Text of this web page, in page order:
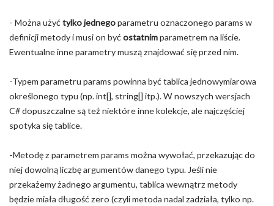
- Można użyć tylko jednegoparametru oznaczonego params w
definicji metody i musi on być ostatnimparametrem na liście.
Ewentualne inne parametry muszą znajdować się przed nim.
-Typem parametru params powinna być tablica jednowymiarowa
określonego typu (np. int[], string[] itp.). W nowszych wersjach
C# dopuszczalne są też niektóre inne kolekcje, ale najczęściej
spotyka się tablice.
-Metodę z parametrem params można wywołać, przekazując do
niej dowolną liczbę argumentów danego typu. Jeśli nie
przekażemy żadnego argumentu, tablica wewnątrz metody
będzie miała długość zero (czyli metoda nadal zadziała, tylko np.